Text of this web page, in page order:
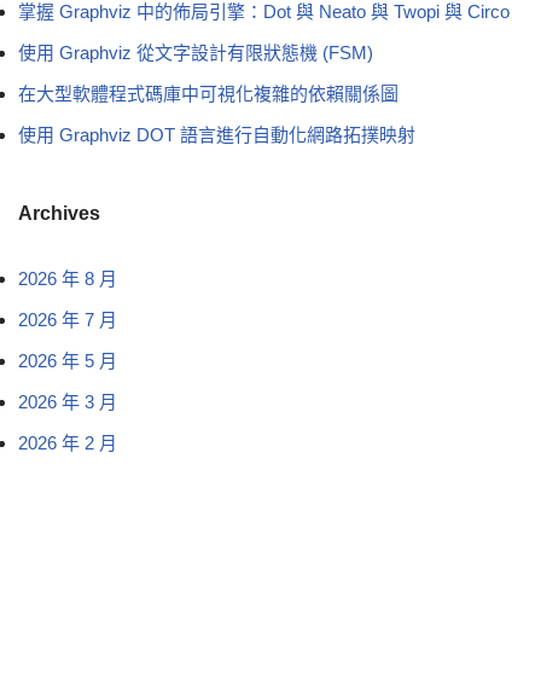
掌握 Graphviz 中的佈局引擎：Dot 與 Neato 與 Twopi 與 Circo
使用 Graphviz 從文字設計有限狀態機 (FSM)
在大型軟體程式碼庫中可視化複雜的依賴關係圖
使用 Graphviz DOT 語言進行自動化網路拓撲映射
Archives
2026 年 8 月
2026 年 7 月
2026 年 5 月
2026 年 3 月
2026 年 2 月